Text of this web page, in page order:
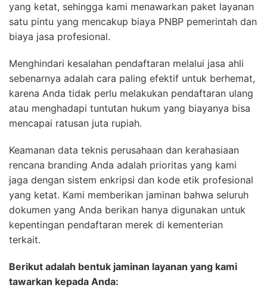
yang ketat, sehingga kami menawarkan paket layanan
satu pintu yang mencakup biaya PNBP pemerintah dan
biaya jasa profesional.
Menghindari kesalahan pendaftaran melalui jasa ahli
sebenarnya adalah cara paling efektif untuk berhemat,
karena Anda tidak perlu melakukan pendaftaran ulang
atau menghadapi tuntutan hukum yang biayanya bisa
mencapai ratusan juta rupiah.
Keamanan data teknis perusahaan dan kerahasiaan
rencana branding Anda adalah prioritas yang kami
jaga dengan sistem enkripsi dan kode etik profesional
yang ketat. Kami memberikan jaminan bahwa seluruh
dokumen yang Anda berikan hanya digunakan untuk
kepentingan pendaftaran merek di kementerian
terkait.
Berikut adalah bentuk jaminan layanan yang kami
tawarkan kepada Anda: